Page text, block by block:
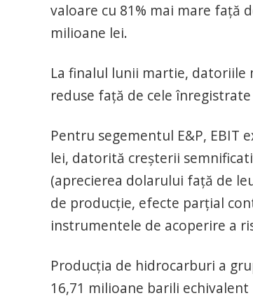
valoare cu 81% mai mare faţă
milioane lei.
La finalul lunii martie, datoriile
reduse faţă de cele
Pentru segementul E&P, EBIT
lei, datorită creşterii
(aprecierea dolarului faţă de
de producţie, efecte parţial
instrumentele de acoperire a
Producţia de hidrocarburi a
16,71 milioane barili